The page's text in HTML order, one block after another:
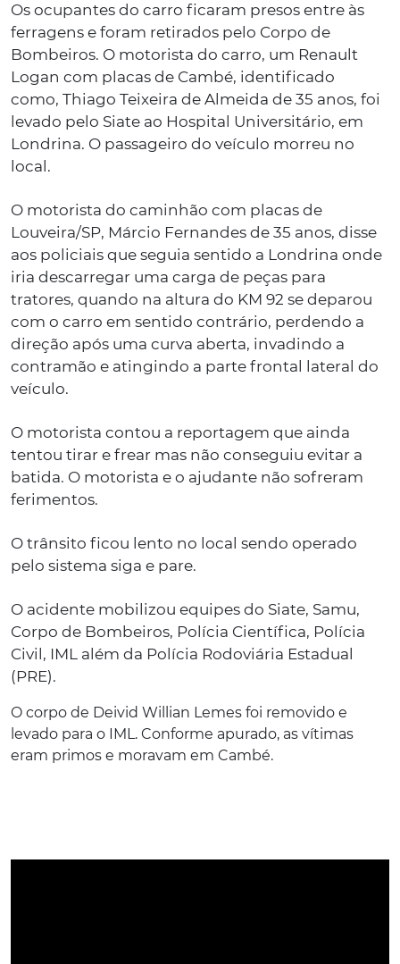
Os ocupantes do carro ficaram presos entre às
ferragens e foram retirados pelo Corpo de
Bombeiros. O motorista do carro, um Renault
Logan com placas de Cambé, identificado
como, Thiago Teixeira de Almeida de 35 anos, foi
levado pelo Siate ao Hospital Universitário, em
Londrina. O passageiro do veículo morreu no
local.
O motorista do caminhão com placas de
Louveira/SP, Márcio Fernandes de 35 anos, disse
aos policiais que seguia sentido a Londrina onde
iria descarregar uma carga de peças para
tratores, quando na altura do KM 92 se deparou
com o carro em sentido contrário, perdendo a
direção após uma curva aberta, invadindo a
contramão e atingindo a parte frontal lateral do
veículo.
O motorista contou a reportagem que ainda
tentou tirar e frear mas não conseguiu evitar a
batida. O motorista e o ajudante não sofreram
ferimentos.
O trânsito ficou lento no local sendo operado
pelo sistema siga e pare.
O acidente mobilizou equipes do Siate, Samu,
Corpo de Bombeiros, Polícia Científica, Polícia
Civil, IML além da Polícia Rodoviária Estadual
(PRE).
O corpo de Deivid Willian Lemes foi removido e
levado para o IML. Conforme apurado, as vítimas
eram primos e moravam em Cambé.